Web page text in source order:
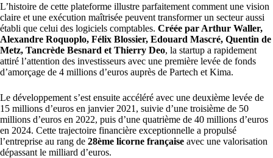
L’histoire de cette plateforme illustre parfaitement comment une vision
claire et une exécution maîtrisée peuvent transformer un secteur aussi
établi que celui des logiciels comptables. Créée par Arthur Waller,
Alexandre Roquoplo, Félix Blossier, Edouard Mascré, Quentin de
Metz, Tancrède Besnard et Thierry Deo, la startup a rapidement
attiré l’attention des investisseurs avec une première levée de fonds
d’amorçage de 4 millions d’euros auprès de Partech et Kima.
Le développement s’est ensuite accéléré avec une deuxième levée de
15 millions d’euros en janvier 2021, suivie d’une troisième de 50
millions d’euros en 2022, puis d’une quatrième de 40 millions d’euros
en 2024. Cette trajectoire financière exceptionnelle a propulsé
l’entreprise au rang de 28ème licorne française avec une valorisation
dépassant le milliard d’euros.